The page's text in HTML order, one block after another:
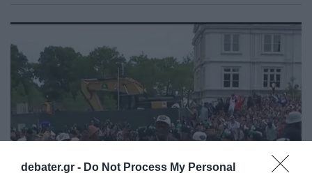
debater.gr - Do Not Process My Personal